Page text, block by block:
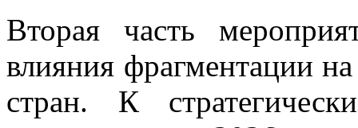
Вторая часть
влияния фрагментации
стран. К